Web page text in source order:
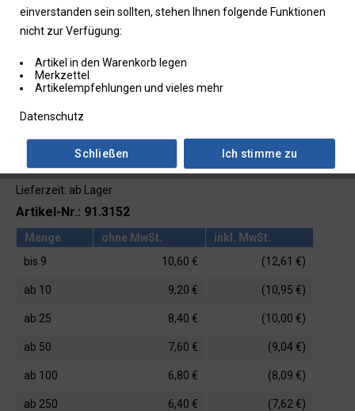
Lieferzeit: ab Lager
Artikel-Nr.: 91.3152
Menge ohne MwSt.
inkl. MwSt.
bis 9 10,60 € (12,61 €)
ab 10 9,20 € (10,95 €)
ab 25 8,40 € (10,00 €)
ab 50 7,60 € (9,04 €)
ab 100 6,80 € (8,09 €)
ab 250 6,40 € (7,62 €)
einverstanden sein sollten, stehen Ihnen folgende Funktionen
nicht zur Verfügung:
Artikel in den Warenkorb legen
Merkzettel
Artikelempfehlungen und vieles mehr
Datenschutz
Ich stimme zu
Schließen